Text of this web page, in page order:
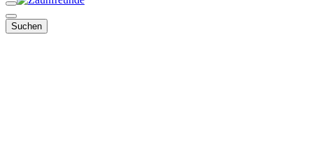
Suchen